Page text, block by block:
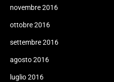
novembre 2016
ottobre 2016
settembre 2016
agosto 2016
luglio 2016